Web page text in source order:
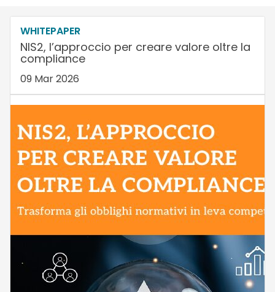
WHITEPAPER
NIS2, l’approccio per creare valore oltre la
compliance
09 Mar 2026